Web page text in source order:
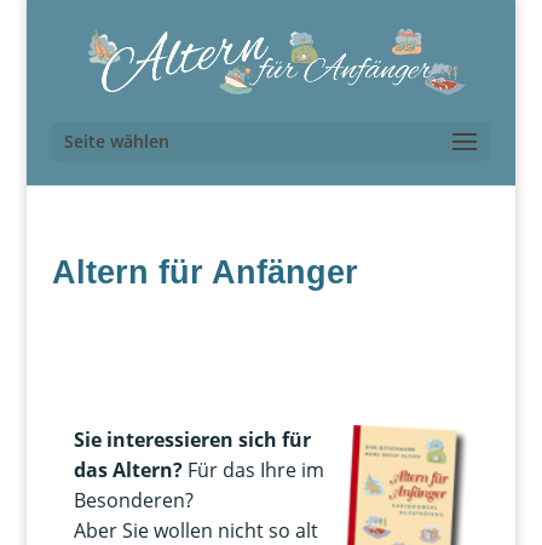
Seite wählen
Altern für Anfänger
Sie interessieren sich für
das Altern?Für das Ihre im
Besonderen?
Aber Sie wollen nicht so alt